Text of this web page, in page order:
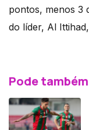
pontos, menos 3
do líder, Al
Pode